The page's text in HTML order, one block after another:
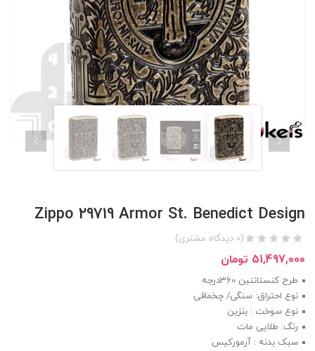
Zippo 29719 Armor St. Benedict Design
(
0 دیدگاه مشتری)
51,497,000 تومان
طرح کنستانتین 360درجه
نوع احتراق: سنگی/ چخماقی
نوع سوخت : بنزین
رنگ: طلایی مات
سبک بدنه : آرمورکیس